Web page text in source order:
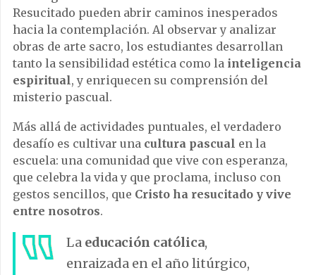
Resucitado pueden abrir caminos inesperados
hacia la contemplación. Al observar y analizar
obras de arte sacro, los estudiantes desarrollan
tanto la sensibilidad estética como la inteligencia
espiritual, y enriquecen su comprensión del
misterio pascual.
Más allá de actividades puntuales, el verdadero
desafío es cultivar una cultura pascual en la
escuela: una comunidad que vive con esperanza,
que celebra la vida y que proclama, incluso con
gestos sencillos, que Cristo ha resucitado y vive
entre nosotros.
La educación católica,
enraizada en el año litúrgico,